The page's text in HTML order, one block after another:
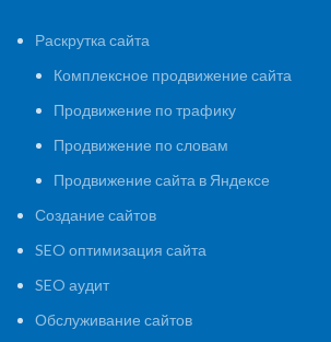
Раскрутка сайта
Комплексное продвижение сайта
Продвижение по трафику
Продвижение по словам
Продвижение сайта в Яндексе
Создание сайтов
SEO оптимизация сайта
SEO аудит
Обслуживание сайтов